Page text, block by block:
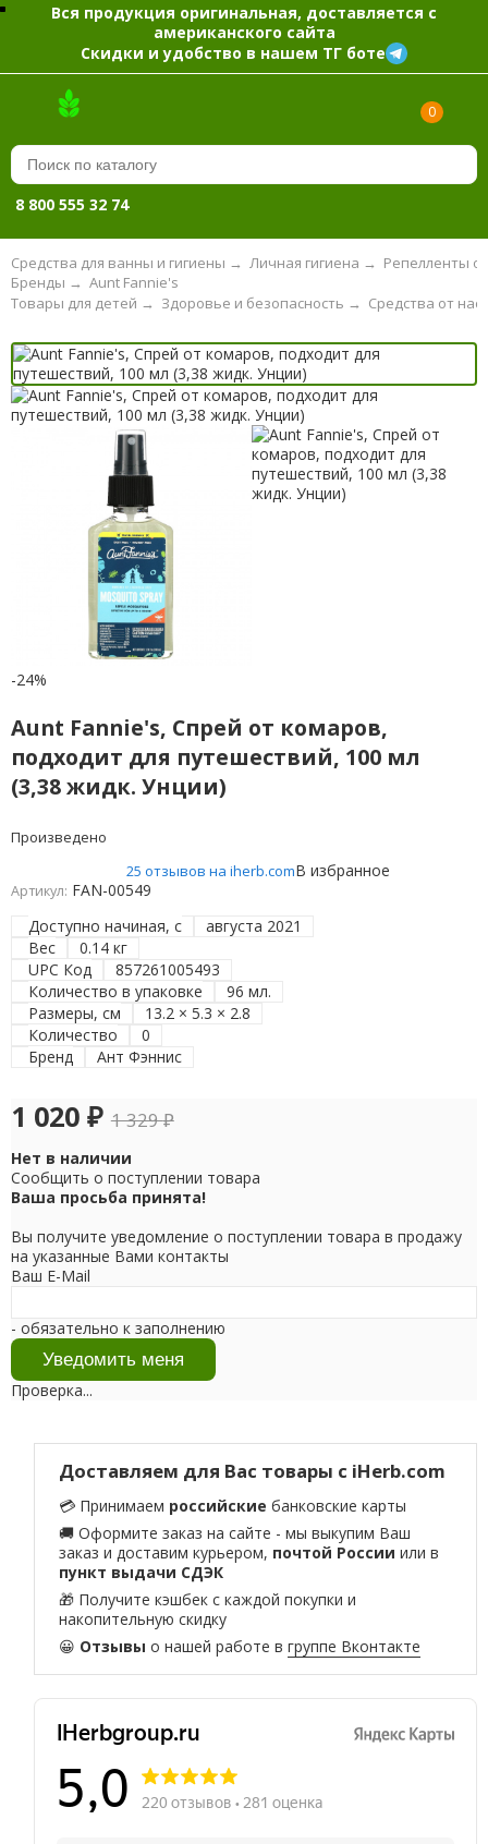
Вся продукция оригинальная, доставляется с
американского сайта
Скидки и удобство в нашем ТГ боте
0
8 800 555 32 74
Средства для ванны и гигиены → Личная гигиена → Репелленты
Aunt Fannie's
Бренды →
Средства от
Здоровье и безопасность →
Товары для детей →
-24%
Aunt Fannie's, Спрей от комаров,
подходит для путешествий, 100 мл
(3,38 жидк. Унции)
Произведено
25 отзывов на iherb.comВ избранное
Артикул: FAN-00549
Доступно начиная, с
августа 2021
Вес
0.14 кг
UPC Код
857261005493
Количество в упаковке
96 мл.
Размеры, см
13.2 × 5.3 × 2.8
Количество
0
Бренд
Ант Фэннис
1 020 ₽ 1 329₽
Нет в наличии
Сообщить о поступлении товара
Ваша просьба принята!
Вы получите уведомление о поступлении товара в продажу
на указанные Вами контакты
Ваш E-Mail
- обязательно к заполнению
Проверка...
Доставляем для Вас товары с iHerb.com
💳 Принимаем российские банковские карты
🚚 Оформите заказ на сайте - мы выкупим Ваш
заказ и доставим курьером, почтой России или в
пункт выдачи СДЭК
🎁 Получите кэшбек с каждой покупки и
накопительную скидку
😀 Отзывы о нашей работе вгруппе Вконтакте